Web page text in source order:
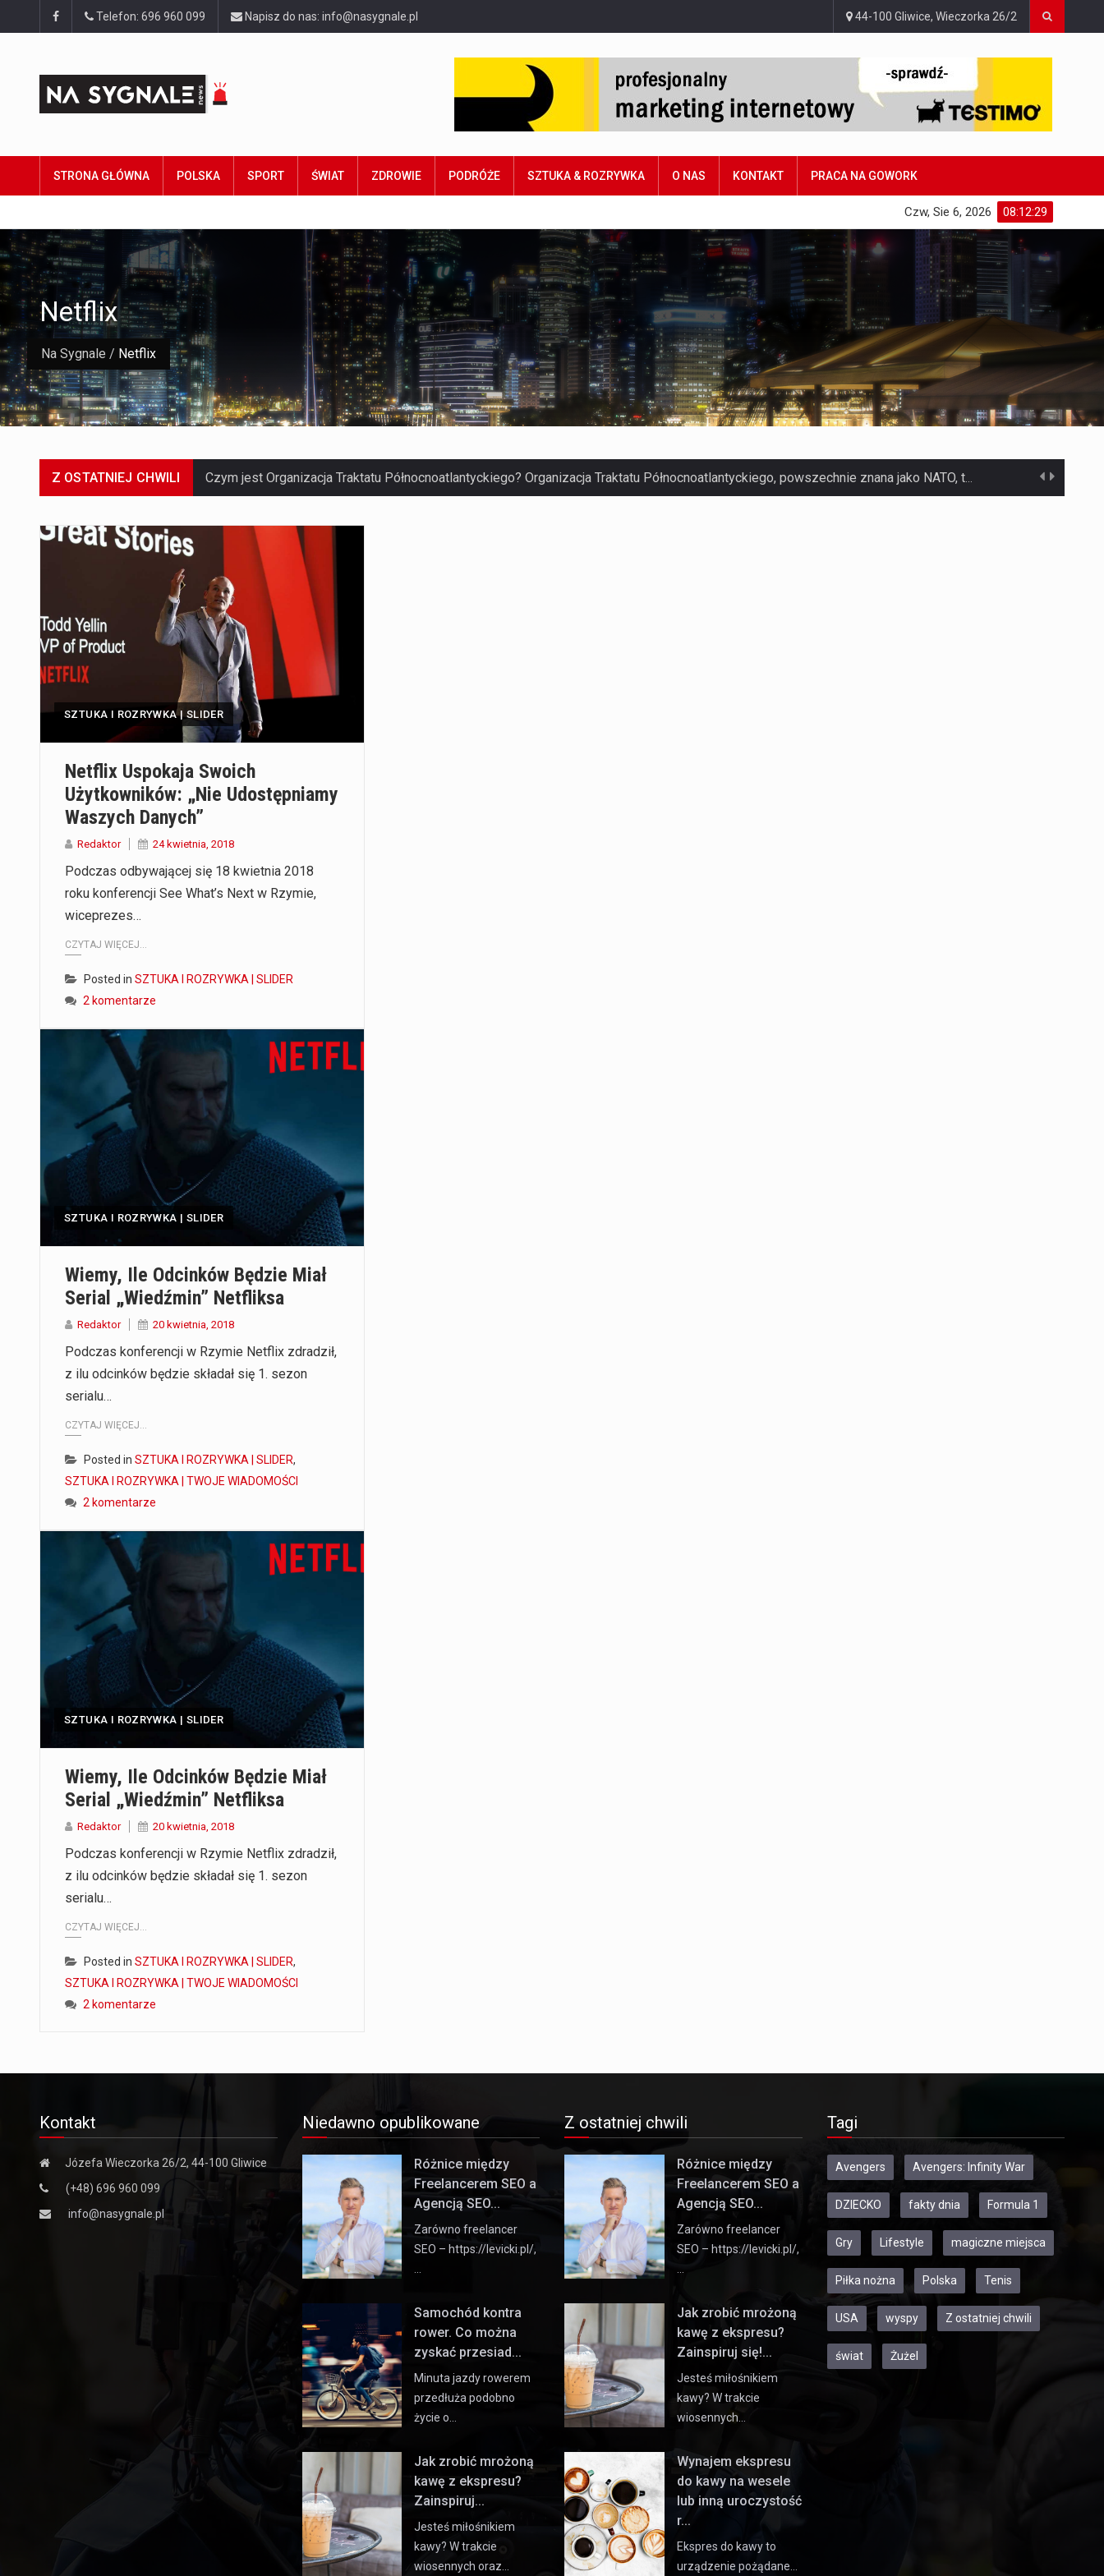
Telefon: 696 960 099 Napisz do nas: info@nasygnale.pl 44-100 Gliwice, Wieczorka 26/2
STRONA GŁÓWNA POLSKA SPORT ŚWIAT ZDROWIE PODRÓŻE SZTUKA & ROZRYWKA O NAS KONTAKT PRACA NA GOWORK
08:12:30
Czw, Sie 6, 2026
Na Sygnale / Netflix
Netflix
Z OSTATNIEJ CHWILI
SZTUKA I ROZRYWKA | SLIDER
Netflix Uspokaja Swoich
Użytkowników: „Nie Udostępniamy
Waszych Danych”
Redaktor 24 kwietnia, 2018
Podczas odbywającej się 18 kwietnia 2018
roku konferencji See What’s Next w Rzymie,
wiceprezes…
CZYTAJ WIĘCEJ...
Posted in SZTUKA I ROZRYWKA | SLIDER
2 komentarze
SZTUKA I ROZRYWKA | SLIDER
Wiemy, Ile Odcinków Będzie Miał
Serial „Wiedźmin” Netfliksa
Redaktor 20 kwietnia, 2018
Podczas konferencji w Rzymie Netflix zdradził,
z ilu odcinków będzie składał się 1. sezon
serialu…
CZYTAJ WIĘCEJ...
Posted in SZTUKA I ROZRYWKA | SLIDER,
SZTUKA I ROZRYWKA | TWOJE WIADOMOŚCI
2 komentarze
SZTUKA I ROZRYWKA | SLIDER
Wiemy, Ile Odcinków Będzie Miał
Serial „Wiedźmin” Netfliksa
Redaktor 20 kwietnia, 2018
Podczas konferencji w Rzymie Netflix zdradził,
z ilu odcinków będzie składał się 1. sezon
serialu…
CZYTAJ WIĘCEJ...
Posted in SZTUKA I ROZRYWKA | SLIDER,
SZTUKA I ROZRYWKA | TWOJE WIADOMOŚCI
2 komentarze
Kontakt
Józefa Wieczorka 26/2, 44-100 Gliwice
(+48) 696 960 099
info@nasygnale.pl
Niedawno opublikowane
Różnice między
Freelancerem SEO a
Agencją SEO...
Zarówno freelancer
SEO – https://levicki.pl/,
Samochód kontra
rower. Co można
zyskać przesiad...
Minuta jazdy rowerem
przedłuża podobno
życie o…
Jak zrobić mrożoną
kawę z ekspresu?
Zainspiruj...
Jesteś miłośnikiem
kawy? W trakcie
wiosennych oraz…
Z ostatniej chwili
Różnice między
Freelancerem SEO a
Agencją SEO...
Zarówno freelancer
SEO – https://levicki.pl/,
Jak zrobić mrożoną
kawę z ekspresu?
Zainspiruj się!...
Jesteś miłośnikiem
kawy? W trakcie
wiosennych…
Wynajem ekspresu
do kawy na wesele
lub inną uroczystość
r...
Ekspres do kawy to
urządzenie pożądane…
Tagi
Avengers Avengers: Infinity War
DZIECKO fakty dnia Formula 1
Gry Lifestyle magiczne miejsca
Piłka nożna Polska Tenis
USA wyspy Z ostatniej chwili
świat Żużel